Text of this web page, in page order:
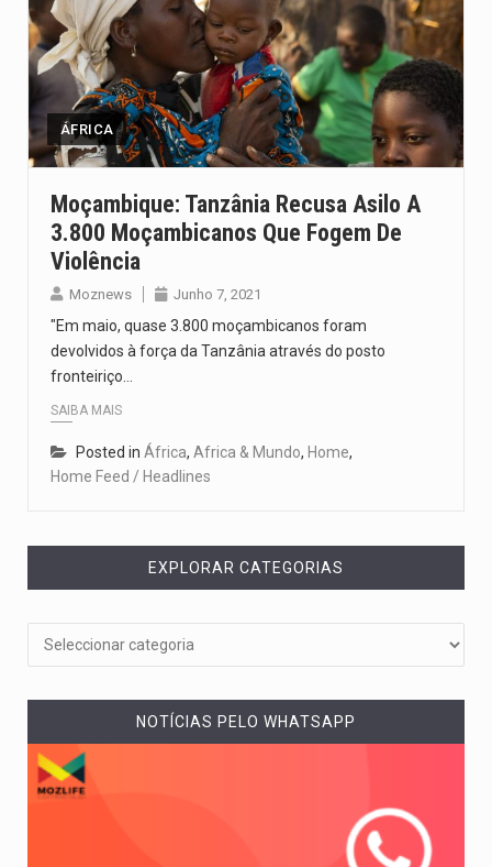
ÁFRICA
Moçambique: Tanzânia Recusa Asilo A
3.800 Moçambicanos Que Fogem De
Violência
Moznews Junho 7, 2021
"Em maio, quase 3.800 moçambicanos foram
devolvidos à força da Tanzânia através do posto
fronteiriço…
SAIBA MAIS
Posted in África, Africa & Mundo, Home,
Home Feed / Headlines
EXPLORAR CATEGORIAS
NOTÍCIAS PELO WHATSAPP